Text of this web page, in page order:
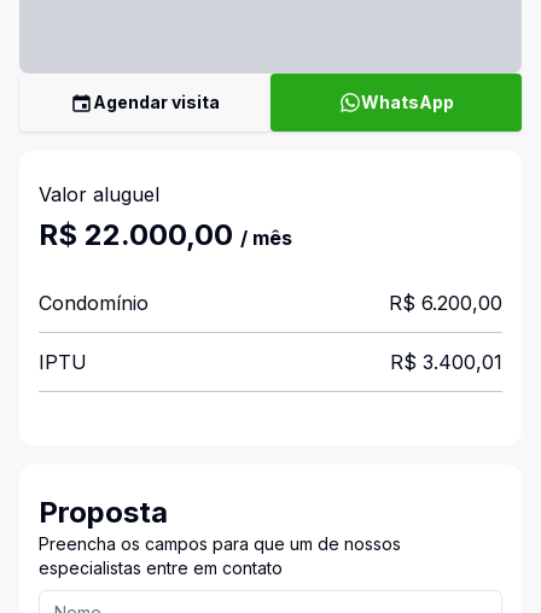
Agendar visita WhatsApp
Valor aluguel
R$ 22.000,00 / mês
Condomínio R$ 6.200,00
IPTU R$ 3.400,01
Proposta
Preencha os campos para que um de nossos
especialistas entre em contato